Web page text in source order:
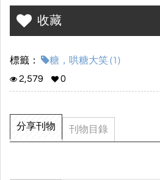
餐或是晚餐都會攝取到糖，但有許多人
造成不可逆轉的疾病，而隨著越來越多
可以分成天然糖以及代糖，兩種都有正
收藏
標籤：
糖，哄糖大笑 (1)
2,579
0
分享刊物 刊物目錄